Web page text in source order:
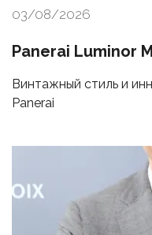
03/08/2026
Panerai Luminor
Винтажный стиль и
Panerai